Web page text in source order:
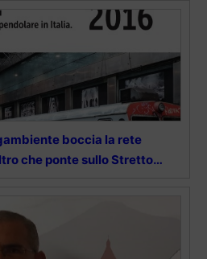
boccia la rete
che ponte sullo Stretto…